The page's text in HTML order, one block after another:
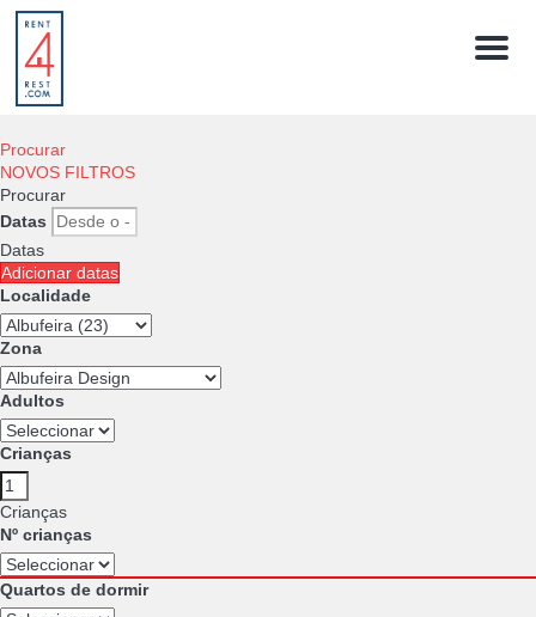
Menú
Procurar
NOVOS FILTROS
Procurar
Datas
Datas
Adicionar datas
Localidade
Zona
Adultos
Crianças
Crianças
Nº crianças
Quartos de dormir